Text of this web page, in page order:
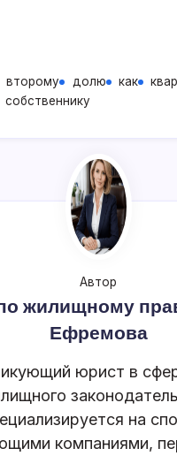
второму долю как
собственнику
Автор
жилищному
Ефремова
юрист в
на
компаниями,